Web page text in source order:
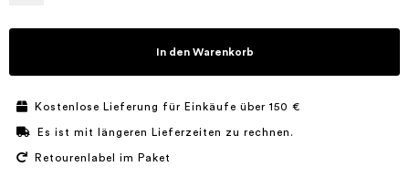
In den Warenkorb
Kostenlose Lieferung für Einkäufe über 150 €
Es ist mit längeren Lieferzeiten zu rechnen.
Retourenlabel im Paket